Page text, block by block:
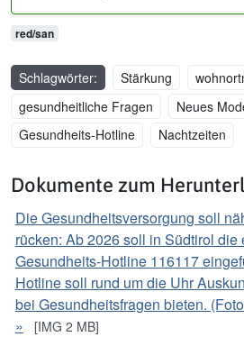
red/san
Schlagwörter: Stärkung
gesundheitliche Fragen
Neues
Gesundheits-Hotline
Nachtzeiten
Dokumente zum
Die Gesundheitsversorgung soll
rücken: Ab 2026 soll in Südtirol die
Gesundheits-Hotline 116117
Hotline soll rund um die Uhr
bei Gesundheitsfragen bieten.
»
[IMG 2 MB]